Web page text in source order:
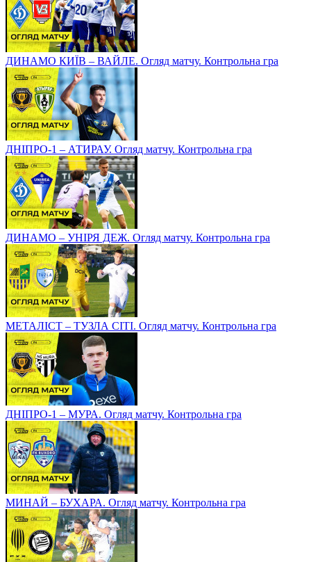
ДИНАМО КИЇВ – ВАЙЛЕ. Огляд матчу. Контрольна гра
ДНІПРО-1 – АТИРАУ. Огляд матчу. Контрольна гра
ДИНАМО – УНІРЯ ДЕЖ. Огляд матчу. Контрольна гра
МЕТАЛІСТ – ТУЗЛА СІТІ. Огляд матчу. Контрольна гра
ДНІПРО-1 – МУРА. Огляд матчу. Контрольна гра
МИНАЙ – БУХАРА. Огляд матчу. Контрольна гра